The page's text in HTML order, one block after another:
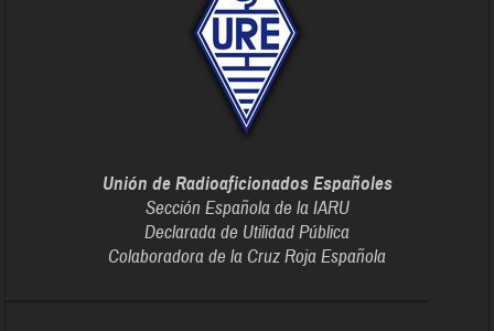
Unión de Radioaficionados Españoles
Sección Española de la IARU
Declarada de Utilidad Pública
Colaboradora de la Cruz Roja Española